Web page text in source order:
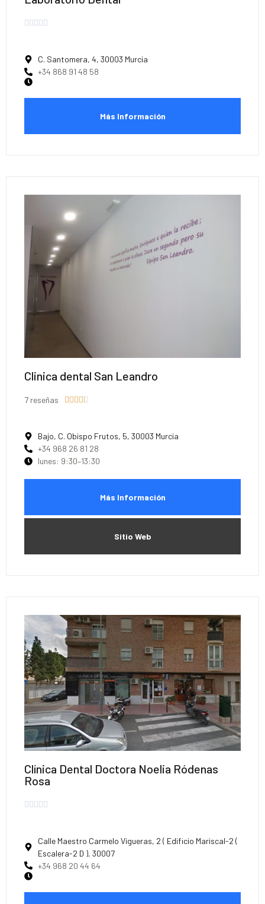
    
C. Santomera, 4, 30003 Murcia
+34 868 91 48 58
Más Información
Clinica dental San Leandro
7 reseñas     
Bajo, C. Obispo Frutos, 5, 30003 Murcia
+34 968 26 81 28
lunes: 9:30–13:30
Más Información
Sitio Web
Clínica Dental Doctora Noelia Ródenas
Rosa
    
Calle Maestro Carmelo Vigueras, 2 ( Edificio Mariscal-2 (
Escalera-2 D ), 30007
+34 968 20 44 64